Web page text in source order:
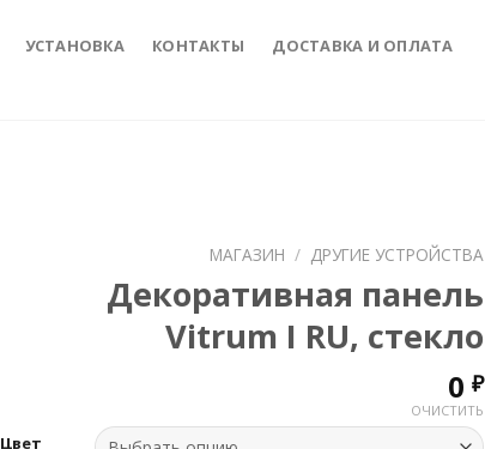
УСТАНОВКА КОНТАКТЫ
ДОСТАВКА И ОПЛАТА
МАГАЗИН / ДРУГИЕ УСТРОЙСТВА
Декоративная панель
Vitrum I RU, стекло
0 ₽
Цвет
ОЧИСТИТЬ